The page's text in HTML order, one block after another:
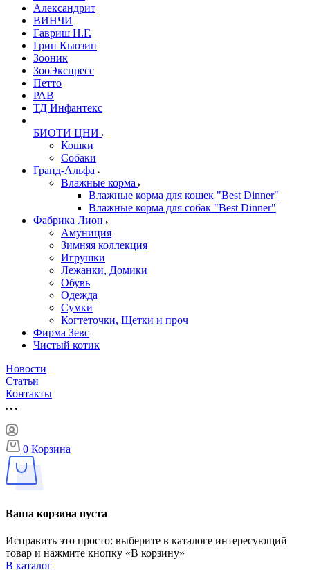
Александрит
ВИНЧИ
Гавриш Н.Г.
Грин Кьюзин
Зооник
ЗооЭкспресс
Петто
РАВ
ТД Инфантекс
БИОТИ ЦНИ
Кошки
Собаки
Гранд-Альфа
Влажные корма
Влажные корма для кошек "Best Dinner"
Влажные корма для собак "Best Dinner"
Фабрика Лион
Амуниция
Зимняя коллекция
Игрушки
Лежанки, Домики
Обувь
Одежда
Сумки
Когтеточки, Щетки и проч
Фирма Зевс
Чистый котик
Новости
Статьи
Контакты
0 Корзина
Ваша корзина пуста
Исправить это просто: выберите в каталоге интересующий
товар и нажмите кнопку «В корзину»
В каталог